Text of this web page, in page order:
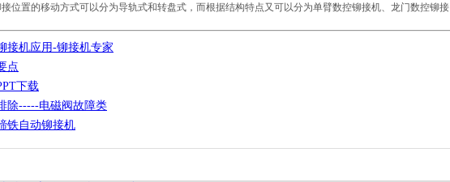
位置的移动方式可以分为导轨式和转盘式，而根据结构特点又可以分为单臂数控铆接机、龙门数控铆接
接机应用-铆接机专家
点
下载
除-----电磁阀故障类
铁自动铆接机